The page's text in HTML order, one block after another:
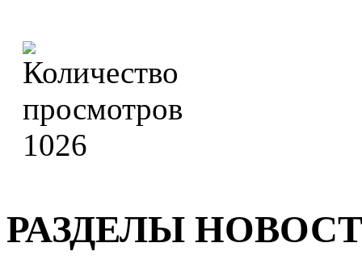
1026
РАЗДЕЛЫ